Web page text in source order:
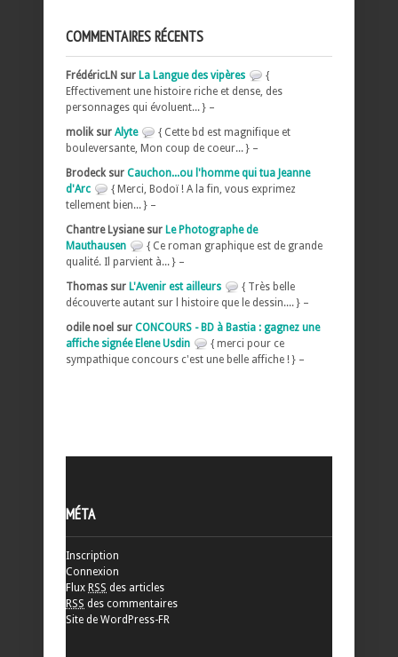
COMMENTAIRES RÉCENTS
FrédéricLN sur La Langue des vipères
{
Effectivement une histoire riche et dense, des
personnages qui évoluent... } –
molik sur Alyte
{ Cette bd est magnifique et
bouleversante, Mon coup de coeur... } –
Brodeck sur Cauchon...ou l'homme qui tua Jeanne
d'Arc
{ Merci, Bodoï ! A la fin, vous exprimez
tellement bien... } –
Chantre Lysiane sur Le Photographe de
Mauthausen
{ Ce roman graphique est de grande
qualité. Il parvient à... } –
Thomas sur L'Avenir est ailleurs
{ Très belle
découverte autant sur l histoire que le dessin.... } –
odile noel sur CONCOURS - BD à Bastia : gagnez une
affiche signée Elene Usdin
{ merci pour ce
sympathique concours c'est une belle affiche ! } –
MÉTA
Inscription
Connexion
Flux RSS des articles
RSS des commentaires
Site de WordPress-FR